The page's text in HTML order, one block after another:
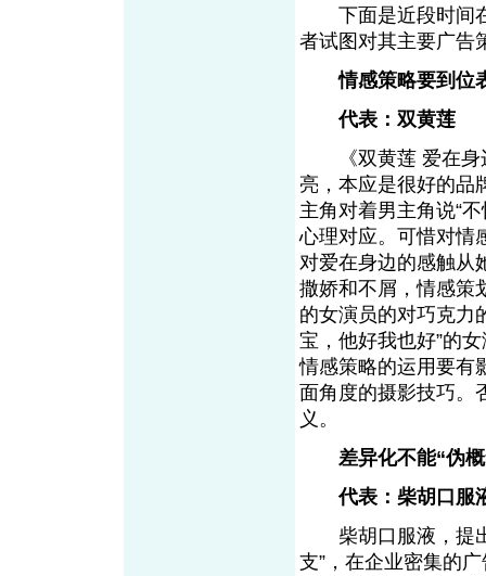
下面是近段时间在
者试图对其主要广告
情感策略要到位
代表：双黄莲
《双黄莲 爱在身边
亮，本应是很好的品
主角对着男主角说“
心理对应。可惜对情
对爱在身边的感触从
撒娇和不屑，情感策
的女演员的对巧克力
宝，他好我也好”的
情感策略的运用要有
面角度的摄影技巧。
义。
差异化不能“伪
代表：柴胡口服
柴胡口服液，提出
支”，在企业密集的